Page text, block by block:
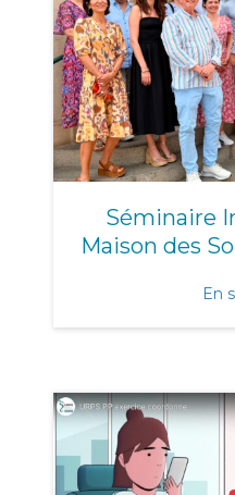
Séminaire
Maison des
En